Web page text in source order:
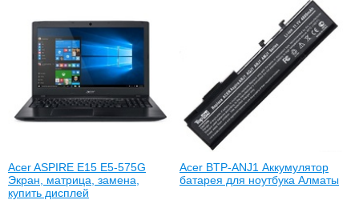
Acer ASPIRE E15 E5-575G
Экран, матрица, замена,
купить дисплей
Acer BTP-ANJ1 Аккумулятор
батарея для ноутбука Алматы